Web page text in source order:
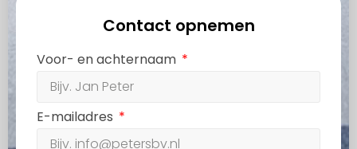
Contact opnemen
Voor- en achternaam
E-mailadres